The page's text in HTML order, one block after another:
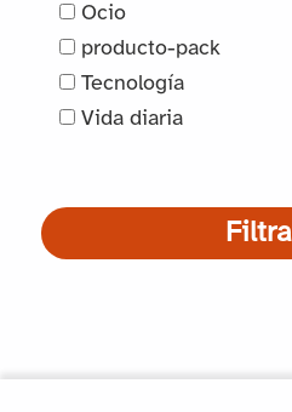
Ocio
producto-pack
Tecnología
Vida diaria